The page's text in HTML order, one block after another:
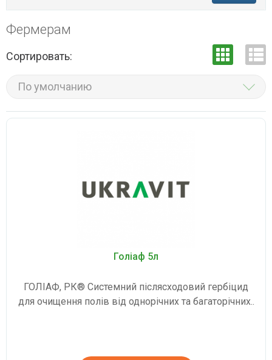
Фермерам
Сортировать:
По умолчанию
Голіаф 5л
ГОЛІАФ, РК® Системний післясходовий гербіцид
для очищення полів від однорічних та багаторічних..